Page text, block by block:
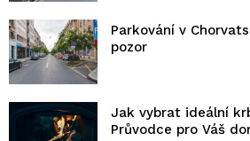
Parkování v
pozor
Jak vybrat ideální
Průvodce pro Váš